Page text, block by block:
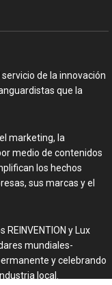
de la innovación
que la
marketing, la
medio de contenidos
los hechos
sus marcas y el
y Lux
mundiales-
y celebrando
local.